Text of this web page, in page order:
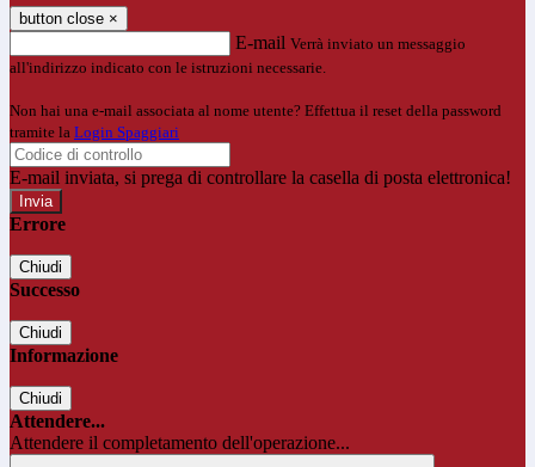
button close ×
E-mail Verrà inviato un messaggio
all'indirizzo indicato con le istruzioni necessarie.
Non hai una e-mail associata al nome utente? Effettua il reset della password
tramite la Login Spaggiari
E-mail inviata, si prega di controllare la casella di posta elettronica!
Errore
Chiudi
Successo
Chiudi
Informazione
Chiudi
Attendere...
Attendere il completamento dell'operazione...